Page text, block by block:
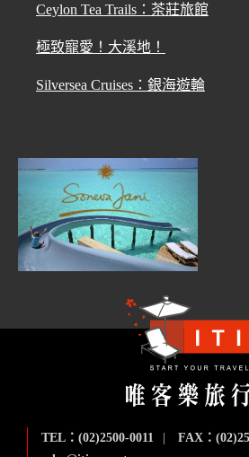
Ceylon Tea Trails：茶莊旅館
極致寵愛！大溪地！
Silversea Cruises：銀海遊輪
TEL：(02)2500-0011 FAX：